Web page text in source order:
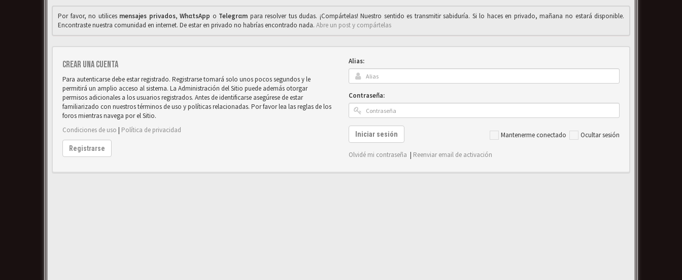
Por favor, no utilices mensajes privados,WhαtsApp o Telegrαm para resolver tus dudas. ¡Compártelas! Nuestro sentido es transmitir sabiduría. Si lo haces en privado, mañana no estará disponible.
Encontraste nuestra comunidad en internet. De estar en privado no habrías encontrado nada. Abre un post y compártelas
Crear una cuenta
Para autenticarse debe estar registrado. Registrarse tomará solo unos pocos segundos y le
permitirá un amplio acceso al sistema. La Administración del Sitio puede además otorgar
permisos adicionales a los usuarios registrados. Antes de identificarse asegúrese de estar
familiarizado con nuestros términos de uso y políticas relacionadas. Por favor lea las reglas de los
foros mientras navega por el Sitio.
Condiciones de uso | Política de privacidad
Registrarse
Alias:
Contraseña:
Mantenerme conectado Ocultar sesión
Iniciar sesión
Olvidé mi contraseña | Reenviar email de activación